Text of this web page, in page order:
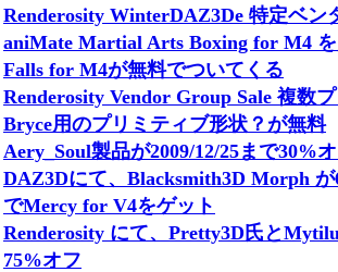
Renderosity WinterDAZ3De 特定ベン
aniMate Martial Arts Boxing for M4
Falls for M4が無料でついてくる
Renderosity Vendor Group Sale 複
Bryce用のプリミティブ形状？が無料
Aery_Soul製品が2009/12/25まで30%
DAZ3Dにて、Blacksmith3D Morph
でMercy for V4をゲット
Renderosity にて、Pretty3D氏と
75%オフ